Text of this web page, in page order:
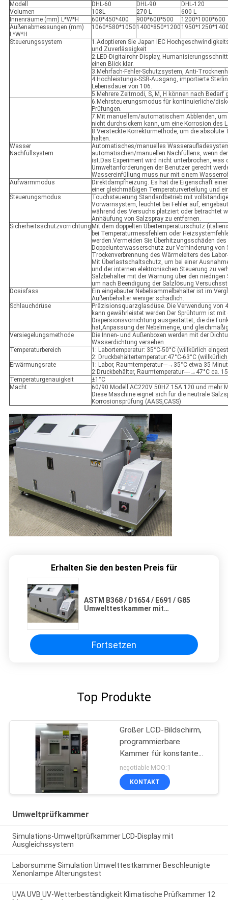
Modell DHL-60 DHL-90
DHL-120
Volumen
108L 270 L
600 L
Innenräume (mm) L*W*H
600*450*400 900*600*500
1200*1000*600
Außenabmessungen (mm)
L*W*H
1060*580*1050 1400*850*1200
Steuerungssystem
1.Adoptieren Sie Japan IEC
und Zuverlässigkeit
2.LED-Digitalrohr-Display,
einen Blick klar.
3.Mehrfach-Fehler-Schutzsystem, Anti-
4.Hochleistungs-SSR-Ausgang, importierte
Lebensdauer von 106.
5.Mehrere Zeitmodi, S, M, H können nach Bedarf
6.Mehrsteuerungsmodus für kontinuierliche/
Prüfungen.
7.Mit manuellem/automatischem Abblenden,
nicht durchsickern kann, um eine Korrosion des
8.Versteckte Korrekturmethode, um die absolute
halten.
Wasser
Nachfüllsystem
Automatisches/manuelles
automatischen/manuellen Nachfüllens, wenn
ist.Das Experiment wird nicht unterbrochen, was
Umweltanforderungen der Benutzer gerecht
Wassereinfüllung muss nur mit einem
Aufwärmmodus
Direktdampfheizung. Es hat die Eigenschaft
einer gleichmäßigen Temperaturverteilung und
Steuerungsmodus
Touchsteuerung Standardbetrieb mit
Vorwarnsystem, leuchtet bei Fehler auf,
während des Versuchs platziert oder betrachtet
Anhäufung von Salzspray zu entfernen.
Sicherheitsschutzvorrichtung Mit dem doppelten Übertemperaturschutz
bei Temperaturmessfehlern oder
werden.Vermeiden Sie Überhitzungsschäden des
Doppelunterwasserschutz zur Verhinderung von
Trockenverbrennung des Wärmeleiters des
Mit Überlastschaltschutz, um bei einer
und der internen elektronischen Steuerung zu
Salzbehälter mit der Warnung über den
um nach Beendigung der Salzlösung
Dosisfass
Ein eingebauter Nebelsammelbehälter ist im
Außenbehälter weniger schädlich.
Schlauchdrüse
Präzisionsquarzglasdüse. Die Verwendung von
kann gewährleistet werden.Der Sprühturm ist mit
Dispersionsvorrichtung ausgestattet, die die
hat,Anpassung der Nebelmenge, und
Versiegelungsmethode
Die Innen- und Außenboxen werden mit der
Wasserdichtung versehen.
Temperaturbereich
1: Labortemperatur: 35°C-50°C (willkürlich
2: Druckbehältertemperatur:47°C-63°C
Erwärmungsrate
1: Labor, Raumtemperatur---→35°C etwa 35
2:Druckbehälter, Raumtemperatur----→47°C ca.
Temperaturgenauigkeit
±1°C
Macht
60/90 Modell AC220V 50HZ 15A 120 und mehr
Diese Maschine eignet sich für die neutrale
Korrosionsprüfung (AASS,CASS)
Erhalten Sie den besten Preis für
ASTM B368 / D1654 / E691 / G85
Umwelttestkammer mit
Fortsetzen
Top Produkte
Großer LCD-Bildschirm,
programmierbare
Kammer für konstante
Temperatur und
Luftfeuchtigkeit
negotiable MOQ:1
KONTAKT
Umweltprüfkammer
Simulations-Umweltprüfkammer LCD-Display mit
Ausgleichssystem
Laborsumme Simulation Umwelttestkammer Beschleunigte
Xenonlampe Alterungstest
UVA UVB UV-Wetterbeständigkeit Klimatische Prüfkammer 12